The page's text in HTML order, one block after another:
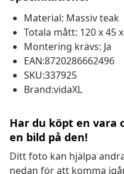
Material: Massiv teak
Totala mått: 120 x 45
Montering krävs: Ja
EAN:8720286662496
SKU:337925
Brand:vidaXL
Har du köpt en vara
en bild på den!
Ditt foto kan hjälpa
nedan för att komma